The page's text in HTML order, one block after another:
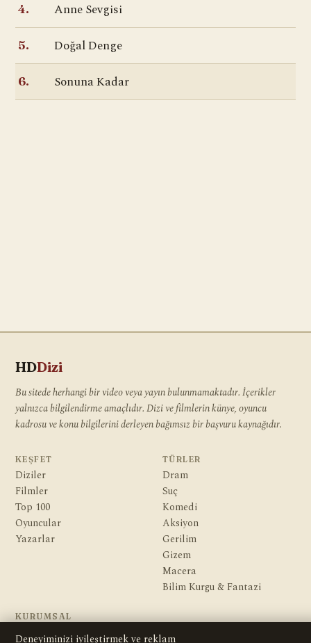
4. Anne Sevgisi
5. Doğal Denge
6. Sonuna Kadar
HDDizi
Bu sitede herhangi bir video veya yayın bulunmamaktadır. İçerikler
yalnızca bilgilendirme amaçlıdır. Dizi ve filmlerin künye, oyuncu
kadrosu ve konu bilgilerini derleyen bağımsız bir başvuru kaynağıdır.
KEŞFET
Diziler
Filmler
Top 100
Oyuncular
Yazarlar
TÜRLER
Dram
Suç
Komedi
Aksiyon
Gerilim
Gizem
Macera
Bilim Kurgu & Fantazi
KURUMSAL
Hakkımızda
Deneyiminizi iyileştirmek ve reklam